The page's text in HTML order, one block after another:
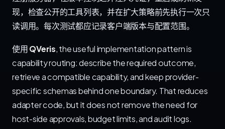
现，检查公开的工具列表，并在扩大策略前先执行一次只
读调用。每次测试都应记录客户端版本与配置范围。
使用QVeris, the useful implementation pattern is
capability routing: describe the required outcome,
retrieve a compatible capability, and keep provider-
specific schemas behind one boundary. That reduces
adapter code, but it does not remove the need for
host-side approvals, budget limits, and audit logs.